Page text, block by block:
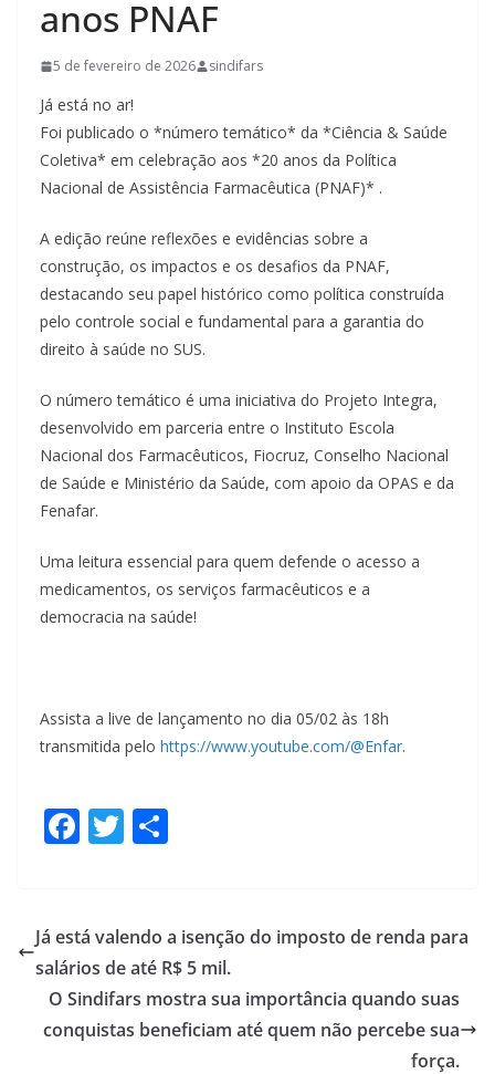
anos PNAF
5 de fevereiro de 2026 sindifars
Já está no ar!
Foi publicado o *número temático* da *Ciência & Saúde
Coletiva* em celebração aos *20 anos da Política
Nacional de Assistência Farmacêutica (PNAF)* .
A edição reúne reflexões e evidências sobre a
construção, os impactos e os desafios da PNAF,
destacando seu papel histórico como política construída
pelo controle social e fundamental para a garantia do
direito à saúde no SUS.
O número temático é uma iniciativa do Projeto Integra,
desenvolvido em parceria entre o Instituto Escola
Nacional dos Farmacêuticos, Fiocruz, Conselho Nacional
de Saúde e Ministério da Saúde, com apoio da OPAS e da
Fenafar.
Uma leitura essencial para quem defende o acesso a
medicamentos, os serviços farmacêuticos e a
democracia na saúde!
Assista a live de lançamento no dia 05/02 às 18h
transmitida pelo https://www.youtube.com/@Enfar.
F
b
o
o
k
T
er e
Já está valendo a isenção do imposto de renda para
salários de até R$ 5 mil.
O Sindifars mostra sua importância quando suas
conquistas beneficiam até quem não percebe sua
força.